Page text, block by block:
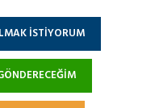
İSTİYORUM